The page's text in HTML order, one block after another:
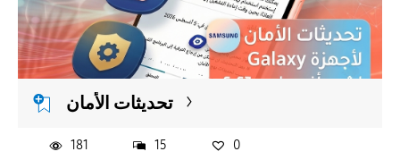
تحديثات الأمان
181 15 0